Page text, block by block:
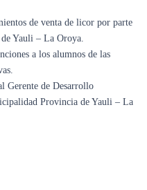
de venta de licor por parte
Yauli – La Oroya.
a los alumnos de las
Gerente de Desarrollo
Provincia de Yauli – La